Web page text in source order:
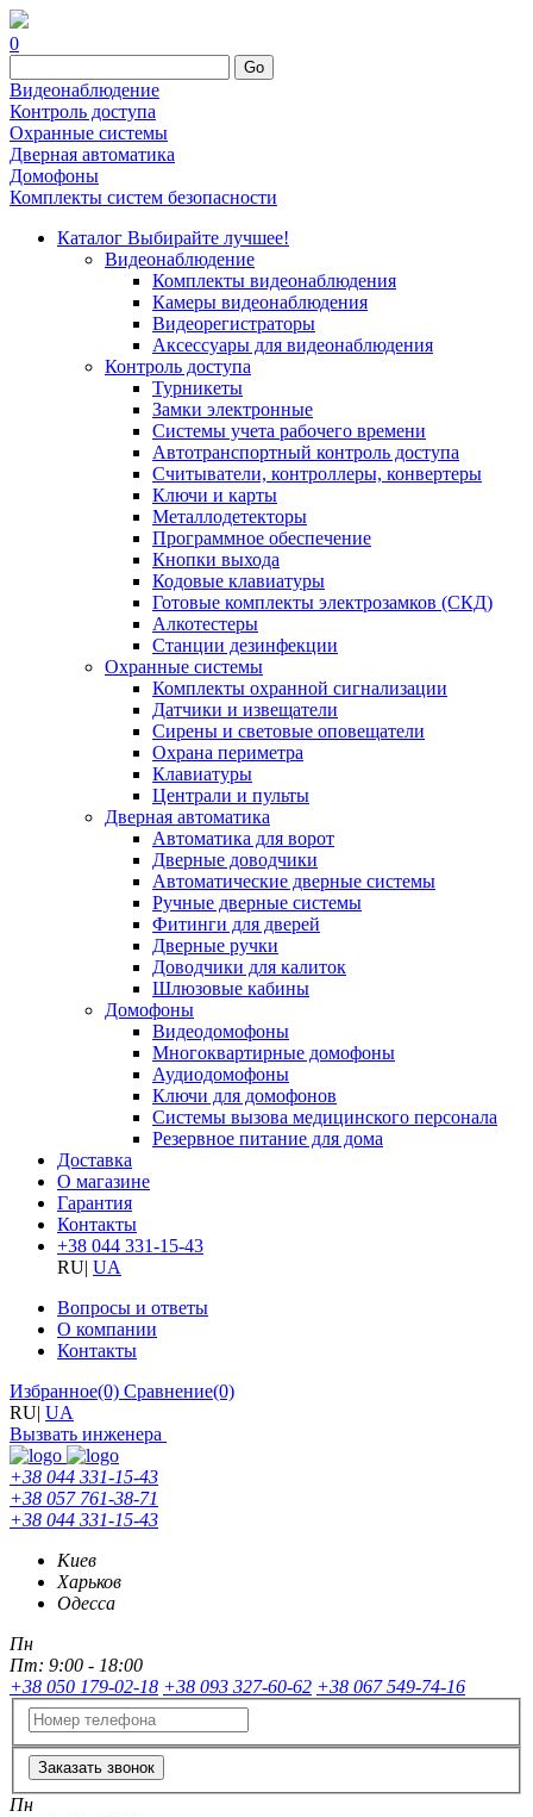
0
Go
Видеонаблюдение
Контроль доступа
Охранные системы
Дверная автоматика
Домофоны
Комплекты систем безопасности
Каталог Выбирайте лучшее!
Видеонаблюдение
Комплекты видеонаблюдения
Камеры видеонаблюдения
Видеорегистраторы
Аксессуары для видеонаблюдения
Контроль доступа
Турникеты
Замки электронные
Системы учета рабочего времени
Автотранспортный контроль доступа
Считыватели, контроллеры, конвертеры
Ключи и карты
Металлодетекторы
Программное обеспечение
Кнопки выхода
Кодовые клавиатуры
Готовые комплекты электрозамков (СКД)
Алкотестеры
Станции дезинфекции
Охранные системы
Комплекты охранной сигнализации
Датчики и извещатели
Сирены и световые оповещатели
Охрана периметра
Клавиатуры
Централи и пульты
Дверная автоматика
Автоматика для ворот
Дверные доводчики
Автоматические дверные системы
Ручные дверные системы
Фитинги для дверей
Дверные ручки
Доводчики для калиток
Шлюзовые кабины
Домофоны
Видеодомофоны
Многоквартирные домофоны
Аудиодомофоны
Ключи для домофонов
Системы вызова медицинского персонала
Резервное питание для дома
Доставка
О магазине
Гарантия
Контакты
+38 044 331-15-43
RU| UA
Вопросы и ответы
О компании
Контакты
Избранное(0) Сравнение(0)
RU| UA
Вызвать инженера
+38 044 331-15-43
+38 057 761-38-71
+38 044 331-15-43
Киев
Харьков
Одесса
Пн
Пт: 9:00 - 18:00
+38 050 179-02-18 +38 093 327-60-62 +38 067 549-74-16
Заказать звонок
Пн